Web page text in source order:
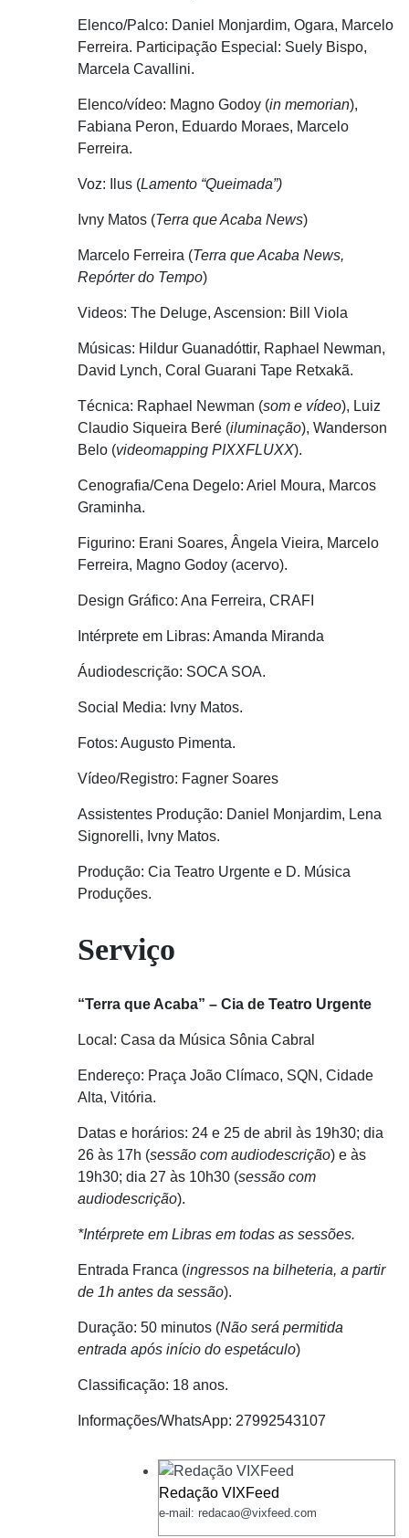
Elenco/Palco: Daniel Monjardim, Ogara, Marcelo
Ferreira. Participação Especial: Suely Bispo,
Marcela Cavallini.
Elenco/vídeo: Magno Godoy (in memorian),
Fabiana Peron, Eduardo Moraes, Marcelo
Ferreira.
Voz: Ilus (Lamento “Queimada”)
Ivny Matos (Terra que Acaba News)
Marcelo Ferreira (Terra que Acaba News,
Repórter do Tempo)
Videos: The Deluge, Ascension: Bill Viola
Músicas: Hildur Guanadóttir, Raphael Newman,
David Lynch, Coral Guarani Tape Retxakã.
Técnica: Raphael Newman (som e vídeo), Luiz
Claudio Siqueira Beré (iluminação), Wanderson
Belo (videomapping PIXXFLUXX).
Cenografia/Cena Degelo: Ariel Moura, Marcos
Graminha.
Figurino: Erani Soares, Ângela Vieira, Marcelo
Ferreira, Magno Godoy (acervo).
Design Gráfico: Ana Ferreira, CRAFI
Intérprete em Libras: Amanda Miranda
Áudiodescrição: SOCA SOA.
Social Media: Ivny Matos.
Fotos: Augusto Pimenta.
Vídeo/Registro: Fagner Soares
Assistentes Produção: Daniel Monjardim, Lena
Signorelli, Ivny Matos.
Produção: Cia Teatro Urgente e D. Música
Produções.
Serviço
“Terra que Acaba” – Cia de Teatro Urgente
Local: Casa da Música Sônia Cabral
Endereço: Praça João Clímaco, SQN, Cidade
Alta, Vitória.
Datas e horários: 24 e 25 de abril às 19h30; dia
26 às 17h (sessão com audiodescrição) e às
19h30; dia 27 às 10h30 (sessão com
audiodescrição).
*Intérprete em Libras em todas as sessões.
Entrada Franca (ingressos na bilheteria, a partir
de 1h antes da sessão).
Duração: 50 minutos (Não será permitida
entrada após início do espetáculo)
Classificação: 18 anos.
Informações/WhatsApp: 27992543107
Redação VIXFeed
e-mail: redacao@vixfeed.com